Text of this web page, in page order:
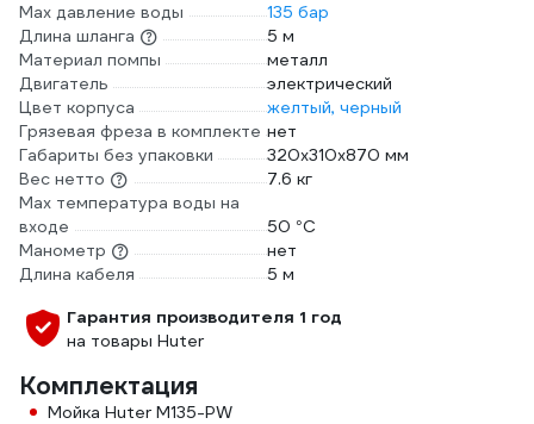
Max давление воды
135 бар
Длина шланга
5 м
Материал помпы
металл
Двигатель
электрический
Цвет корпуса
желтый, черный
Грязевая фреза в комплекте нет
Габариты без упаковки
320х310х870 мм
Вес нетто
7.6 кг
Max температура воды на
входе
50 °С
Манометр
нет
Длина кабеля
5 м
Гарантия производителя 1 год
на товары Huter
Комплектация
Мойка Huter M135-РW